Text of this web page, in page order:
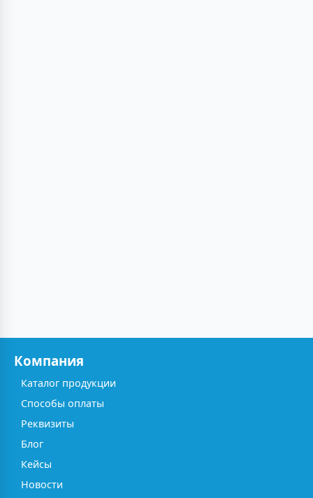
Компания
Каталог продукции
Способы оплаты
Реквизиты
Блог
Кейсы
Новости